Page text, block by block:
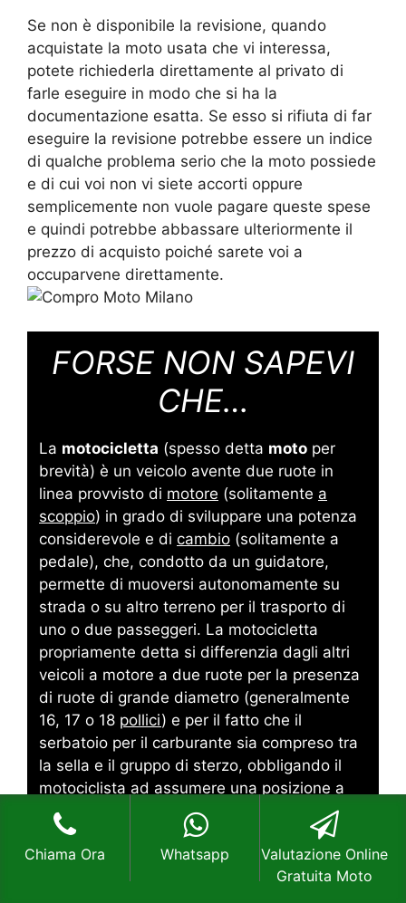
Se non è disponibile la revisione, quando
acquistate la moto usata che vi interessa,
potete richiederla direttamente al privato di
farle eseguire in modo che si ha la
documentazione esatta. Se esso si rifiuta di far
eseguire la revisione potrebbe essere un indice
di qualche problema serio che la moto possiede
e di cui voi non vi siete accorti oppure
semplicemente non vuole pagare queste spese
e quindi potrebbe abbassare ulteriormente il
prezzo di acquisto poiché sarete voi a
occuparvene direttamente.
FORSE NON SAPEVI
CHE…
La motocicletta (spesso detta moto per
brevità) è un veicolo avente due ruote in
linea provvisto di motore (solitamente a
scoppio) in grado di sviluppare una potenza
considerevole e di cambio (solitamente a
pedale), che, condotto da un guidatore,
permette di muoversi autonomamente su
strada o su altro terreno per il trasporto di
uno o due passeggeri. La motocicletta
propriamente detta si differenzia dagli altri
veicoli a motore a due ruote per la presenza
di ruote di grande diametro (generalmente
16, 17 o 18 pollici) e per il fatto che il
serbatoio per il carburante sia compreso tra
la sella e il gruppo di sterzo, obbligando il
motociclista ad assumere una posizione a
cavalcioni del mezzo. La motocicletta è
parte della categoria dei
(termine
utilizzato a volte come sinonimo di moto
anche se in maniera imprecisa, dato che
Chiama Ora Whatsapp
Valutazione Online
Gratuita Moto